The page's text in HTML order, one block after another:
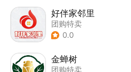
好伴家邻里
团购特卖
0.0
金蝉树
团购特卖